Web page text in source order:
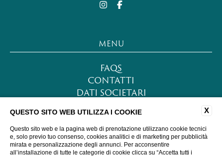
MENU
FAQS
CONTATTI
DATI SOCIETARI
PRIVACY POLICY
COOKIE POLICY
ACCESSIBILITÀ
X
QUESTO SITO WEB UTILIZZA I COOKIE
Questo sito web e la pagina web di prenotazione utilizzano cookie tecnici
e, solo previo tuo consenso, cookies analitici e di marketing per pubblicità
mirata e personalizzazione degli annunci. Per acconsentire
all’installazione di tutte le categorie di cookie clicca su “Accetta tutti i